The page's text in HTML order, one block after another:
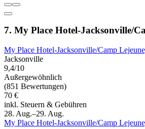
7. My Place Hotel-Jacksonville/
My Place Hotel-Jacksonville/Camp
Jacksonville
9,4/10
Außergewöhnlich
(851 Bewertungen)
70 €
inkl. Steuern & Gebühren
28. Aug.–29. Aug.
My Place Hotel-Jacksonville/Camp